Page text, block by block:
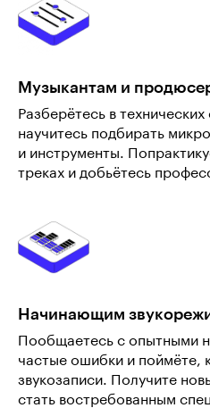
Музыкантам и
Разберётесь в
научитесь подбирать
и инструменты.
треках и добьётесь
Начинающим
Пообщаетесь с опытными
частые ошибки и поймёте,
звукозаписи. Получите
стать востребованным